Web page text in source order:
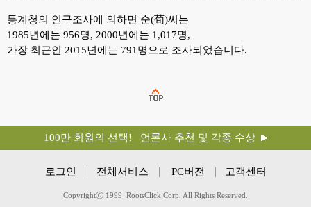
통계청의 인구조사에 의하면 순(荀)씨는
1985년에는 956명, 2000년에는 1,017명,
가장 최근인 2015년에는 791명으로 조사되었습니다.
100만 회원의 선택! 언론사 추천 및 각종 수상
로그인 전체서비스 PC버전 고객센터
Copyrightⓒ 1999 RootsClick Corp. All Rights Reserved.